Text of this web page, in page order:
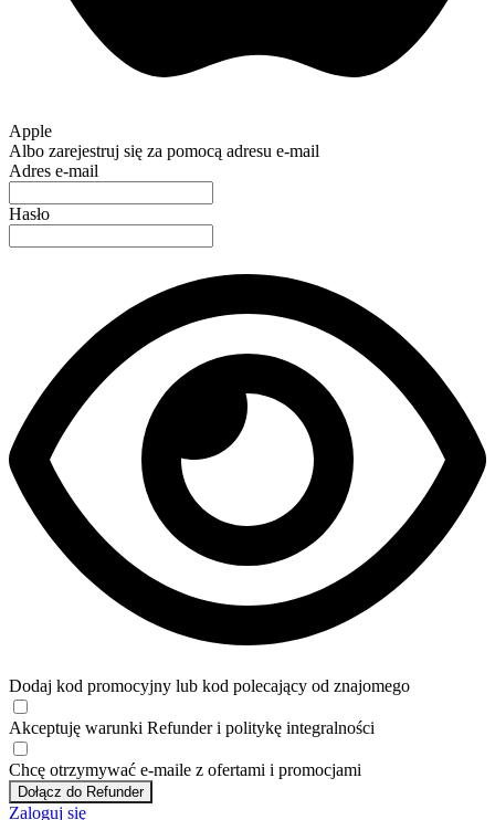
Apple
Albo zarejestruj się za pomocą adresu e-mail
Adres e-mail
Hasło
Dodaj kod promocyjny lub kod polecający od znajomego
Akceptuję warunki Refunder i politykę integralności
Chcę otrzymywać e-maile z ofertami i promocjami
Dołącz do Refunder
Zaloguj się